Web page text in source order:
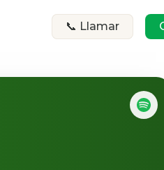
📞 Llamar